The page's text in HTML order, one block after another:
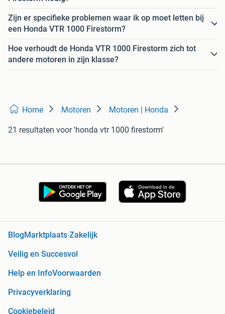
Zijn er specifieke problemen waar ik op moet letten bij
een Honda VTR 1000 Firestorm?
Hoe verhoudt de Honda VTR 1000 Firestorm zich tot
andere motoren in zijn klasse?
Home Motoren Motoren | Honda
21 resultaten voor 'honda vtr 1000 firestorm'
BlogMarktplaats Zakelijk
Veilig en Succesvol
Help en InfoVoorwaarden
Privacyverklaring
Cookiebeleid